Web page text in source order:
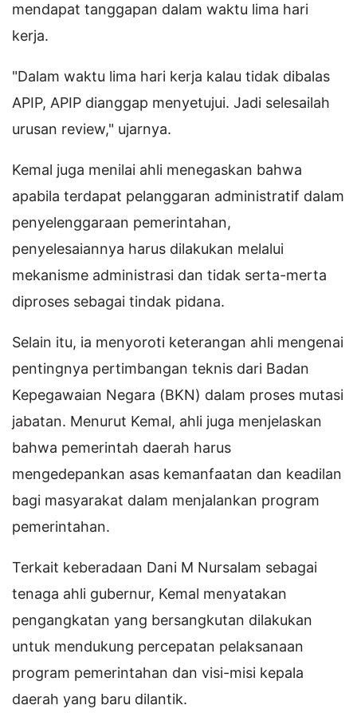
mendapat tanggapan dalam waktu lima hari
kerja.
"Dalam waktu lima hari kerja kalau tidak dibalas
APIP, APIP dianggap menyetujui. Jadi selesailah
urusan review," ujarnya.
Kemal juga menilai ahli menegaskan bahwa
apabila terdapat pelanggaran administratif dalam
penyelenggaraan pemerintahan,
penyelesaiannya harus dilakukan melalui
mekanisme administrasi dan tidak serta-merta
diproses sebagai tindak pidana.
Selain itu, ia menyoroti keterangan ahli mengenai
pentingnya pertimbangan teknis dari Badan
Kepegawaian Negara (BKN) dalam proses mutasi
jabatan. Menurut Kemal, ahli juga menjelaskan
bahwa pemerintah daerah harus
mengedepankan asas kemanfaatan dan keadilan
bagi masyarakat dalam menjalankan program
pemerintahan.
Terkait keberadaan Dani M Nursalam sebagai
tenaga ahli gubernur, Kemal menyatakan
pengangkatan yang bersangkutan dilakukan
untuk mendukung percepatan pelaksanaan
program pemerintahan dan visi-misi kepala
daerah yang baru dilantik.